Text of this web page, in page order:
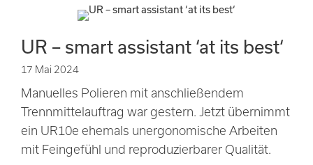
Aktuelles
UR – smart assistant ‘at its best‘
17 Mai 2024
Manuelles Polieren mit anschließendem
Trennmittelauftrag war gestern. Jetzt übernimmt
ein UR10e ehemals unergonomische Arbeiten
mit Feingefühl und reproduzierbarer Qualität.